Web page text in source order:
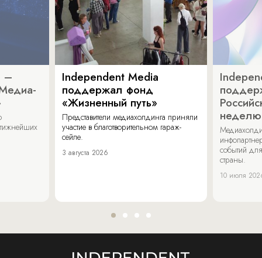
–
Independent Media
поддержал фонд
«Жизненный путь»
Представители медиахолдинга приняли
участие в благотворительном гараж-
сейле.
3 августа 2026
неделю
событий
страны.
10 июля